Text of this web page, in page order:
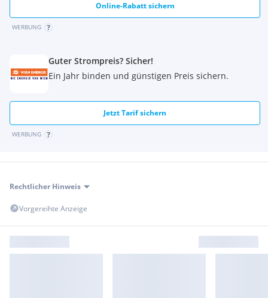
Online-Rabatt sichern
WERBUNG
Guter Strompreis? Sicher!
Ein Jahr binden und günstigen Preis sichern.
Jetzt Tarif sichern
WERBUNG
Rechtlicher Hinweis
Vorgereihte Anzeige